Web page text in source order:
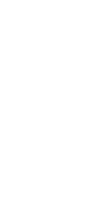
Nummer 4:
Bij het
nummer
Belangrijk is
Cijfers: in
producten die
producten die